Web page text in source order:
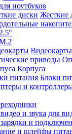
для ноутбуков
Жесткие
2.5"
Видеокарты
Корпуса
Блоки
для